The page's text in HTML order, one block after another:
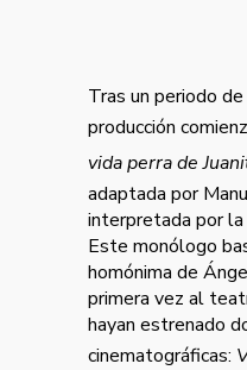
Tras un periodo
producción
vida perra de
adaptada por
interpretada por la
Este monólogo
homónima de
primera vez al
hayan estrenado
cinematográficas: